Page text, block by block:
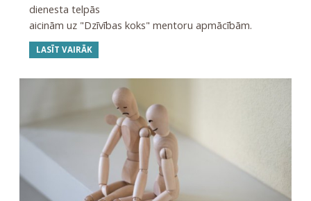
dienesta telpās
aicinām uz "Dzīvības koks" mentoru apmācībām.
LASĪT VAIRĀK